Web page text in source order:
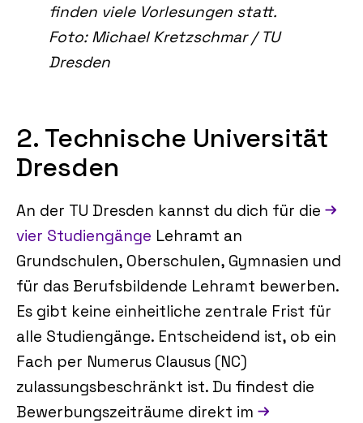
finden viele Vorlesungen statt.
Foto: Michael Kretzschmar / TU
Dresden
2. Technische Universität
Dresden
An der TU Dresden kannst du dich für die
vier Studiengänge Lehramt an
Grundschulen, Oberschulen, Gymnasien und
für das Berufsbildende Lehramt bewerben.
Es gibt keine einheitliche zentrale Frist für
alle Studiengänge. Entscheidend ist, ob ein
Fach per Numerus Clausus (NC)
zulassungsbeschränkt ist. Du findest die
Bewerbungszeiträume direkt im